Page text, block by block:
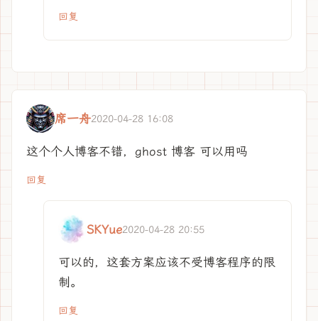
回复
席一舟2020-04-28 16:08
这个个人博客不错，ghost 博客 可以用吗
回复
SKYue2020-04-28 20:55
可以的，这套方案应该不受博客程序的限
制。
回复